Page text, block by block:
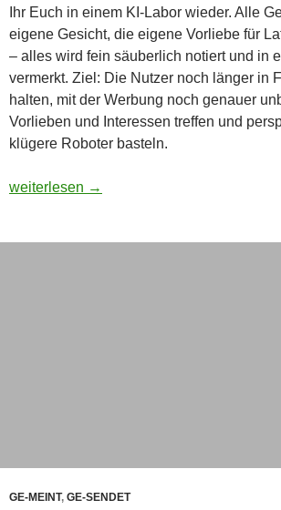
Ihr Euch in einem KI-Labor wieder. Alle
eigene Gesicht, die eigene Vorliebe für
– alles wird fein säuberlich notiert und in
vermerkt. Ziel: Die Nutzer noch länger in
halten, mit der Werbung noch genauer
Vorlieben und Interessen treffen und
klügere Roboter basteln.
Wie verbiete ich Meta, meine Daten zum
weiterlesen →
GE-MEINT, GE-SENDET